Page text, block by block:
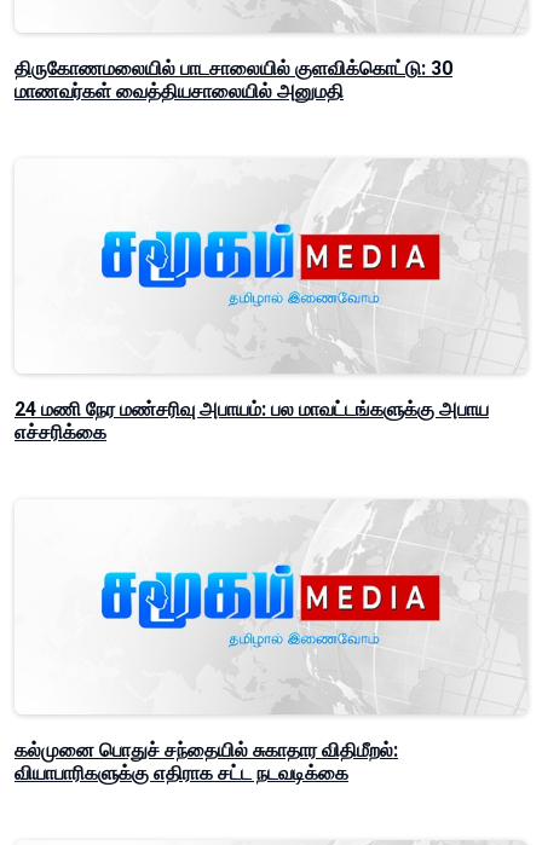
திருகோணமலையில் பாடசாலையில் குளவிக்கொட்டு: 30
மாணவர்கள் வைத்தியசாலையில் அனுமதி
24 மணி நேர மண்சரிவு அபாயம்: பல மாவட்டங்களுக்கு அபாய
எச்சரிக்கை
கல்முனை பொதுச் சந்தையில் சுகாதார விதிமீறல்:
வியாபாரிகளுக்கு எதிராக சட்ட நடவடிக்கை